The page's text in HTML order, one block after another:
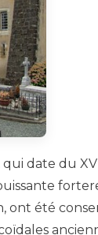
qui date du
ont été